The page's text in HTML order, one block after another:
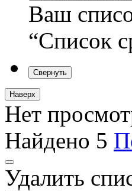
Ваш
“Список
Свернуть
Наверх
Нет
Найдено 5
Удалить